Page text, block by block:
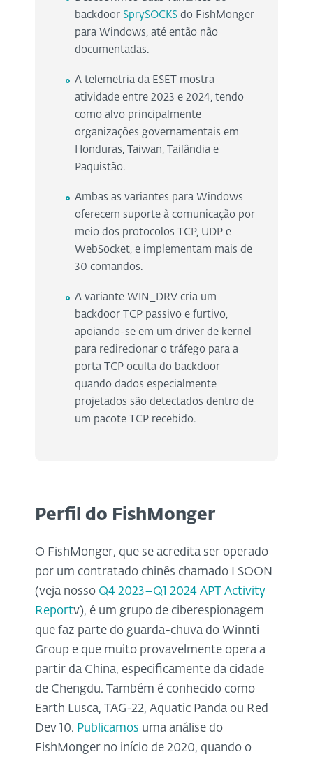
backdoor SprySOCKSdo FishMonger
para Windows, até então não
documentadas.
A telemetria da ESET mostra
atividade entre 2023 e 2024, tendo
como alvo principalmente
organizações governamentais em
Honduras, Taiwan, Tailândia e
Paquistão.
Ambas as variantes para Windows
oferecem suporte à comunicação por
meio dos protocolos TCP, UDP e
WebSocket, e implementam mais de
30 comandos.
A variante WIN_DRV cria um
backdoor TCP passivo e furtivo,
apoiando-se em um driver de kernel
para redirecionar o tráfego para a
porta TCP oculta do backdoor
quando dados especialmente
projetados são detectados dentro de
um pacote TCP recebido.
Perfil do FishMonger
O FishMonger, que se acredita ser operado
por um contratado chinês chamado I SOON
(veja nosso Q4 2023–Q1 2024 APT Activity
Reportv), é um grupo de ciberespionagem
que faz parte do guarda-chuva do Winnti
Group e que muito provavelmente opera a
partir da China, especificamente da cidade
de Chengdu. Também é conhecido como
Earth Lusca, TAG-22, Aquatic Panda ou Red
Dev 10. Publicamos uma análise do
FishMonger no início de 2020, quando o